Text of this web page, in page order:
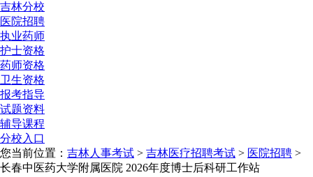
吉林分校
医院招聘
执业药师
护士资格
药师资格
卫生资格
报考指导
试题资料
辅导课程
分校入口
您当前位置： 吉林人事考试 > 吉林医疗招聘考试 > 医院招聘 >
长春中医药大学附属医院 2026年度博士后科研工作站